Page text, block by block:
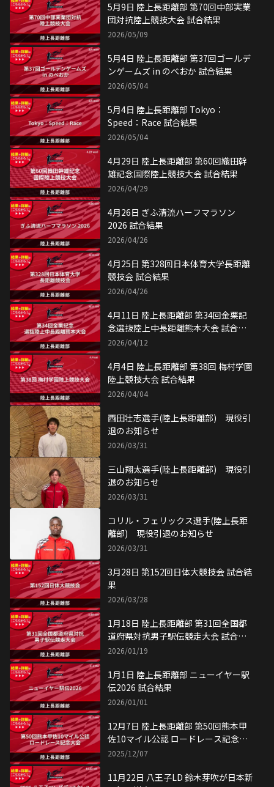
5月9日 陸上長距離部 第70回中部実業
団対抗陸上競技大会 試合結果
2026/05/09
5月4日 陸上長距離部 第37回ゴールデ
ンゲームズ in のべおか 試合結果
2026/05/04
5月4日 陸上長距離部 Tokyo：
Speed：Race 試合結果
2026/05/04
4月29日 陸上長距離部 第60回織田幹
雄記念国際陸上競技大会 試合結果
2026/04/29
4月26日 ぎふ清流ハーフマラソン
2026 試合結果
2026/04/26
4月25日 第328回日本体育大学長距離
競技会 試合結果
2026/04/26
4月11日 陸上長距離部 第34回金栗記
念選抜陸上中長距離熊本大会 試合結
果
2026/04/12
4月4日 陸上長距離部 第38回 梅村学園
陸上競技大会 試合結果
2026/04/04
西田壮志選手(陸上長距離部) 現役引
退のお知らせ
2026/03/31
三山翔太選手(陸上長距離部) 現役引
退のお知らせ
2026/03/31
コリル・フェリックス選手(陸上長距
離部) 現役引退のお知らせ
2026/03/31
3月28日 第152回日体大競技会 試合結
果
2026/03/28
1月18日 陸上長距離部 第31回全国都
道府県対抗男子駅伝競走大会 試合結
果
2026/01/19
1月1日 陸上長距離部 ニューイヤー駅
伝2026 試合結果
2026/01/01
12月7日 陸上長距離部 第50回熊本甲
佐10マイル公認 ロードレース記念大
会 試合結果
2025/12/07
11月22日 八王子LD 鈴木芽吹が日本新